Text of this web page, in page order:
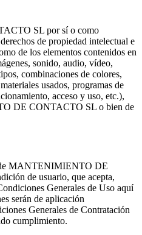
SL por sí o como
de propiedad intelectual e
de los elementos contenidos en
sonido, audio, vídeo,
combinaciones de colores,
usados, programas de
acceso y uso, etc.),
DE CONTACTO SL o bien de
de MANTENIMIENTO DE
de usuario, que acepta,
Generales de Uso aquí
serán de aplicación
Generales de Contratación
cumplimiento.